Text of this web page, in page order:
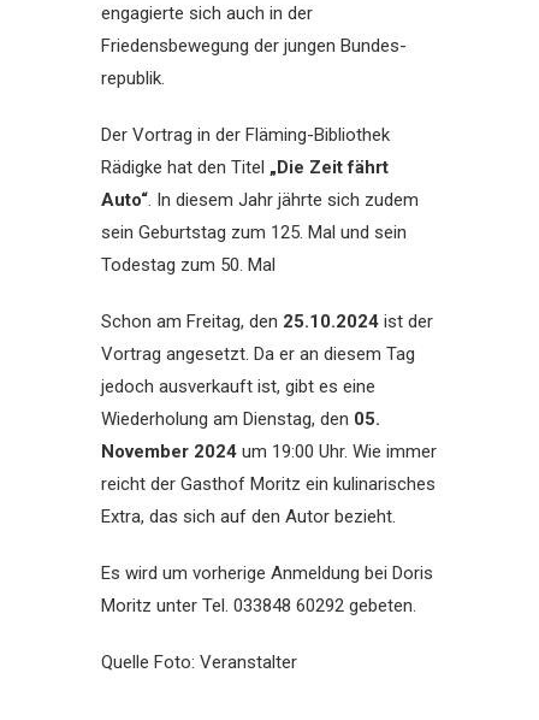
engagierte sich auch in der
Friedensbewegung der jungen Bundes-
republik.
Der Vortrag in der Fläming-Bibliothek
Rädigke hat den Titel „Die Zeit fährt
Auto“. In diesem Jahr jährte sich zudem
sein Geburtstag zum 125. Mal und sein
Todestag zum 50. Mal
Schon am Freitag, den 25.10.2024 ist der
Vortrag angesetzt. Da er an diesem Tag
jedoch ausverkauft ist, gibt es eine
Wiederholung am Dienstag, den 05.
November 2024 um 19:00 Uhr. Wie immer
reicht der Gasthof Moritz ein kulinarisches
Extra, das sich auf den Autor bezieht.
Es wird um vorherige Anmeldung bei Doris
Moritz unter Tel. 033848 60292 gebeten.
Quelle Foto: Veranstalter